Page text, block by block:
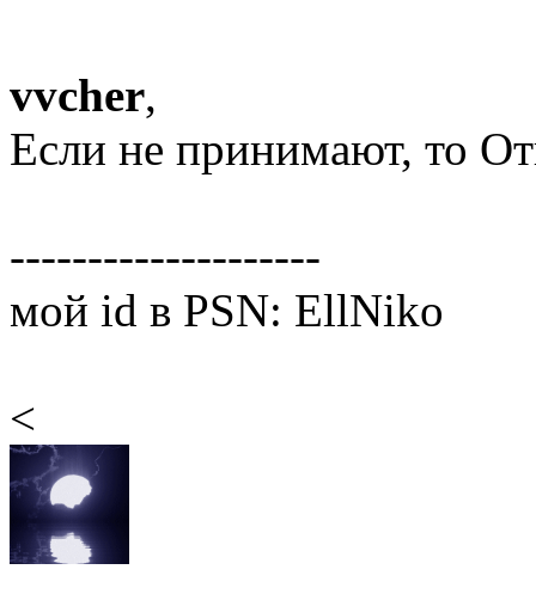
vvcher,
Если не принимают, то
--------------------
мой id в PSN: EllNiko
<